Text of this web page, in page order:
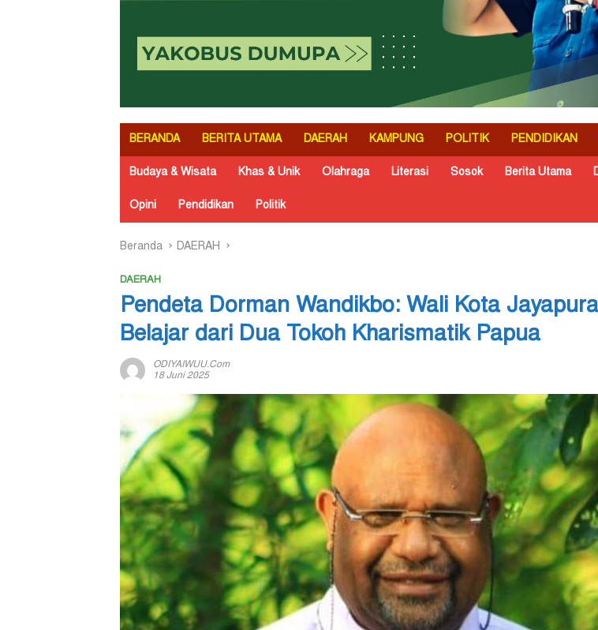
BERANDA BERITA UTAMA DAERAH KAMPUNG POLITIK PENDIDIKAN
Budaya & Wisata Khas & Unik Olahraga Literasi Sosok Berita Utama
Opini Pendidikan Politik
Beranda DAERAH
DAERAH
Pendeta Dorman Wandikbo: Wali Kota
Belajar dari Dua Tokoh Kharismatik Papua
ODIYAIWUU.com
18 Juni 2025